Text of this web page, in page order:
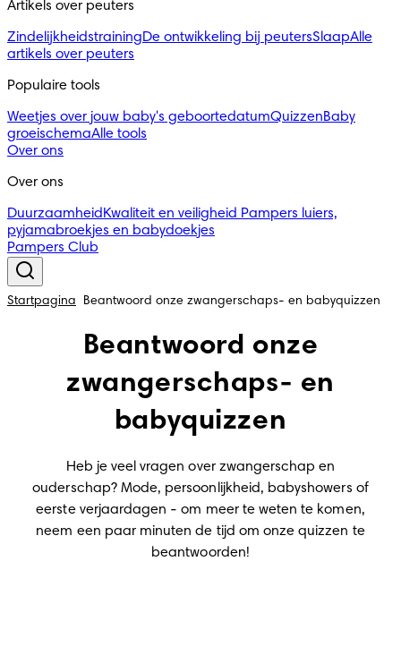
Artikels over peuters
ZindelijkheidstrainingDe ontwikkeling bij peutersSlaapAlle
artikels over peuters
Populaire tools
Weetjes over jouw baby's geboortedatumQuizzenBaby
groeischemaAlle tools
Over ons
Over ons
Duurzaamheid Kwaliteit en veiligheid Pampers luiers,
pyjamabroekjes en babydoekjes
Pampers Club
Startpagina Beantwoord onze zwangerschaps- en babyquizzen
Beantwoord onze
zwangerschaps- en
babyquizzen
Heb je veel vragen over zwangerschap en
ouderschap? Mode, persoonlijkheid, babyshowers of
eerste verjaardagen - om meer te weten te komen,
neem een paar minuten de tijd om onze quizzen te
beantwoorden!